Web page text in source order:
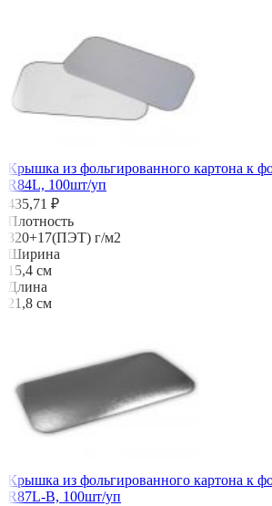
Крышка из фольгированного картона к
R84L, 100шт/уп
435,71 ₽
Плотность
320+17(ПЭТ) г/м2
Ширина
15,4 см
Длина
21,8 см
Крышка из фольгированного картона к
R87L-B, 100шт/уп